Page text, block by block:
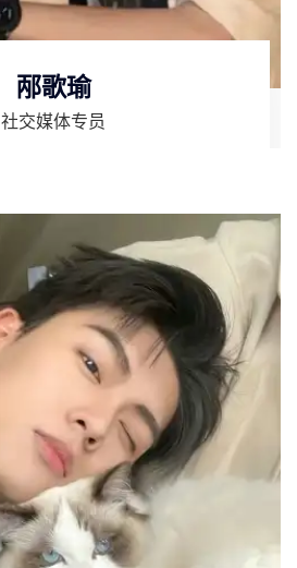
邴歌瑜
社交媒体专员